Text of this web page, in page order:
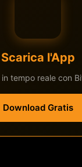
Scarica l'App
tempo reale con
Download Gratis